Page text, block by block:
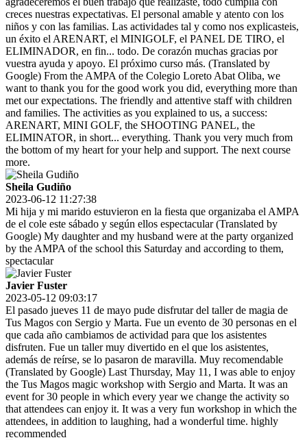
creces nuestras expectativas. El personal amable y atento con los
niños y con las familias. Las actividades tal y como nos explicasteis,
un éxito el ARENART, el MINIGOLF, el PANEL DE TIRO, el
ELIMINADOR, en fin... todo. De corazón muchas gracias por
vuestra ayuda y apoyo. El próximo curso más. (Translated by
Google) From the AMPA of the Colegio Loreto Abat Oliba, we
want to thank you for the good work you did, everything more than
met our expectations. The friendly and attentive staff with children
and families. The activities as you explained to us, a success:
ARENART, MINI GOLF, the SHOOTING PANEL, the
ELIMINATOR, in short... everything. Thank you very much from
the bottom of my heart for your help and support. The next course
more.
Sheila Gudiño
2023-06-12 11:27:38
Mi hija y mi marido estuvieron en la fiesta que organizaba el AMPA
de el cole este sábado y según ellos espectacular (Translated by
Google) My daughter and my husband were at the party organized
by the AMPA of the school this Saturday and according to them,
spectacular
Javier Fuster
2023-05-12 09:03:17
El pasado jueves 11 de mayo pude disfrutar del taller de magia de
Tus Magos con Sergio y Marta. Fue un evento de 30 personas en el
que cada año cambiamos de actividad para que los asistentes
disfruten. Fue un taller muy divertido en el que los asistentes,
además de reírse, se lo pasaron de maravilla. Muy recomendable
(Translated by Google) Last Thursday, May 11, I was able to enjoy
the Tus Magos magic workshop with Sergio and Marta. It was an
event for 30 people in which every year we change the activity so
that attendees can enjoy it. It was a very fun workshop in which the
attendees, in addition to laughing, had a wonderful time. highly
recommended